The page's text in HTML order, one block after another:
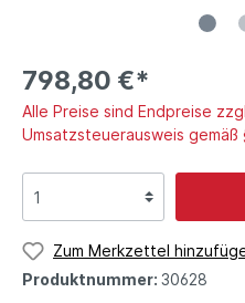
798,80 €*
Alle Preise sind Endpreise
Umsatzsteuerausweis gemäß
Zum Merkzettel
Produktnummer: 30628